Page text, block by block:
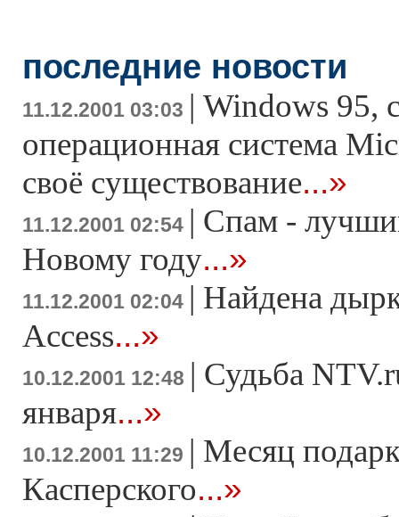
последние новости
11.12.2001 03:03 | Windows 95,
операционная система
своё существование...»
11.12.2001 02:54 | Спам -
Новому году...»
11.12.2001 02:04 | Найдена
Access...»
10.12.2001 12:48 | Судьба
января...»
10.12.2001 11:29 | Месяц
Касперского...»